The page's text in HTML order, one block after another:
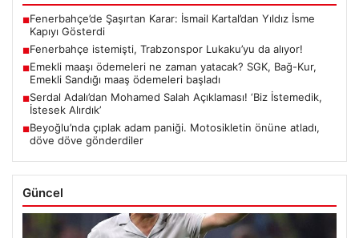
■Fenerbahçe’de Şaşırtan Karar: İsmail Kartal’dan Yıldız İsme
Kapıyı Gösterdi
■Fenerbahçe istemişti, Trabzonspor Lukaku’yu da alıyor!
■Emekli maaşı ödemeleri ne zaman yatacak? SGK, Bağ-Kur,
Emekli Sandığı maaş ödemeleri başladı
■Serdal Adalı’dan Mohamed Salah Açıklaması! ‘Biz İstemedik,
İstesek Alırdık’
■Beyoğlu’nda çıplak adam paniği. Motosikletin önüne atladı,
döve döve gönderdiler
Güncel